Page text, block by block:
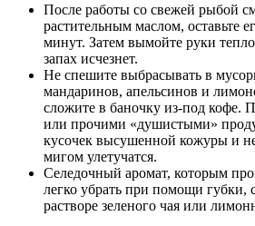
После работы со свежей рыбой
растительным маслом, оставьте
минут. Затем вымойте руки
запах исчезнет.
Не спешите выбрасывать в
мандаринов, апельсинов и
сложите в баночку из-под кофе.
или прочими «душистыми»
кусочек высушенной кожуры и
мигом улетучатся.
Селедочный аромат, которым
легко убрать при помощи губки,
растворе зеленого чая или